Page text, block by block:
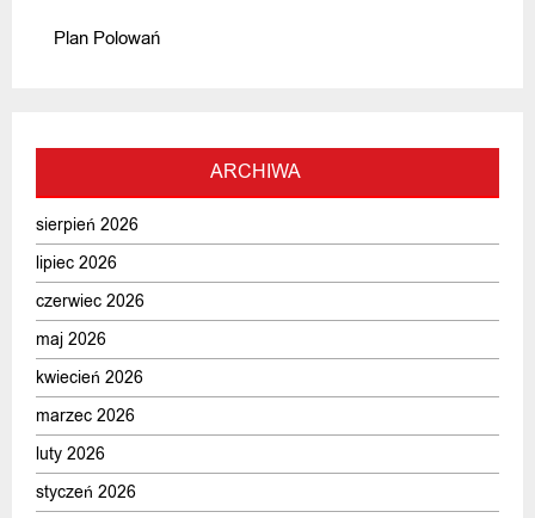
Plan Polowań
ARCHIWA
sierpień 2026
lipiec 2026
czerwiec 2026
maj 2026
kwiecień 2026
marzec 2026
luty 2026
styczeń 2026